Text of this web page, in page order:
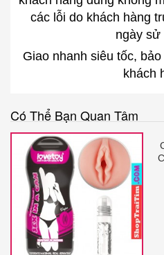
các lỗi do khách hàng
ngày sử
Giao nhanh siêu tốc,
khách
Có Thể Bạn Quan Tâm